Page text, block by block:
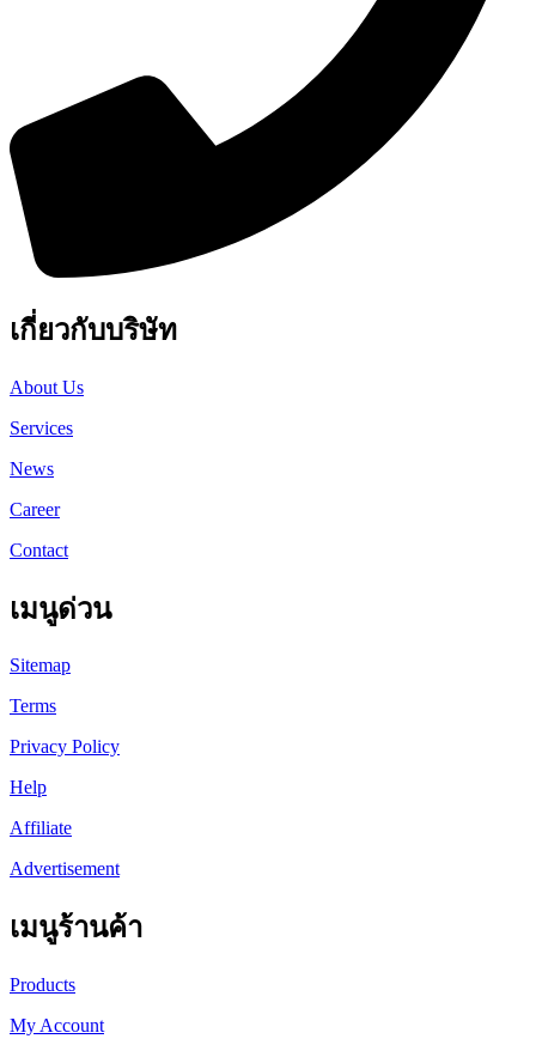
เกี่ยวกับบริษัท
About Us
Services
News
Career
Contact
เมนูด่วน
Sitemap
Terms
Privacy Policy
Help
Affiliate
Advertisement
เมนูร้านค้า
Products
My Account